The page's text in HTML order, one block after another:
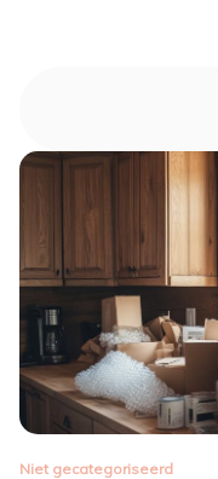
Niet gecategoriseerd